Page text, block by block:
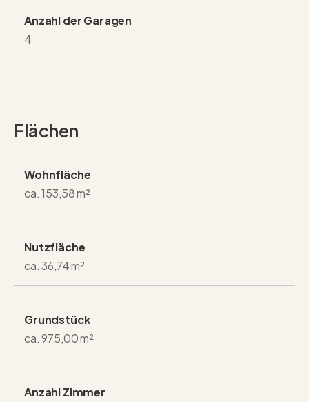
Anzahl der Garagen
4
Flächen
Wohnfläche
ca. 153,58 m²
Nutzfläche
ca. 36,74 m²
Grundstück
ca. 975,00 m²
Anzahl Zimmer